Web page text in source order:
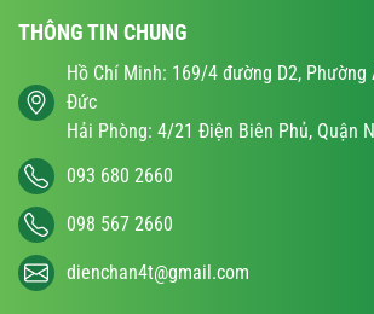
THÔNG TIN CHUNG
Hồ Chí Minh: 169/4 đường D2, Phường
Đức
Hải Phòng: 4/21 Điện Biên Phủ, Quận
093 680 2660
098 567 2660
dienchan4t@gmail.com